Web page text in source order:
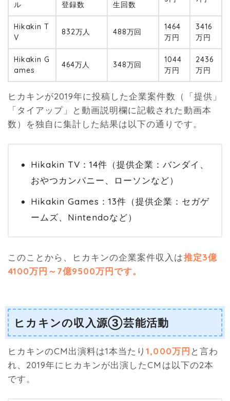
ル 登録数 生回数
Hikakin T
V
832万人 488万回
1464
万円
3416
万円
Hikakin G
ames
464万人 348万回
1044
万円
2436
万円
ヒカキンが2019年に投稿した企業案件数（「提供」
「タイアップ」と動画説明欄に記載された動画本
数）を独自に集計した結果は以下の通りです。
Hikakin TV：14件（提供企業：バンダイ、
おやつカンパニー、ローソンなど）
Hikakin Games：13件（提供企業：セガゲ
ームズ、Nintendoなど）
このことから、ヒカキンの企業案件収入は推定3億
4100万円～7億9500万円です。
ヒカキンの収入源③芸能活動
ヒカキンのCM出演料は1本当たり1,000万円 と言わ
れ、2019年にヒカキンが出演したCMは以下の2本
です。